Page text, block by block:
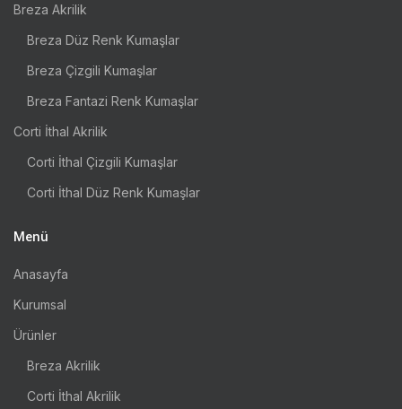
Breza Akrilik
Breza Düz Renk Kumaşlar
Breza Çizgili Kumaşlar
Breza Fantazi Renk Kumaşlar
Corti İthal Akrilik
Corti İthal Çizgili Kumaşlar
Corti İthal Düz Renk Kumaşlar
Menü
Anasayfa
Kurumsal
Ürünler
Breza Akrilik
Corti İthal Akrilik